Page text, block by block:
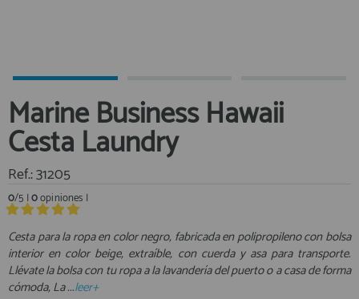
Libros
Mantenimiento y Limpieza
Motores
Navegacion
Neveras y Termos
Seguridad
Vela y Maniobra
registro cliente
Área profesionales
Regístrate y aprovecha los descuentos y ventajas de ser
Marine Business Hawaii
Cesta Laundry
Ref.: 31205
0/5 |0opiniones |
Cesta para la ropa en color negro, fabricada en polipropileno con bolsa
interior en color beige, extraíble, con cuerda y asa para transporte.
Llévate la bolsa con tu ropa a la lavandería del puerto o a casa de forma
cómoda, La ...leer+